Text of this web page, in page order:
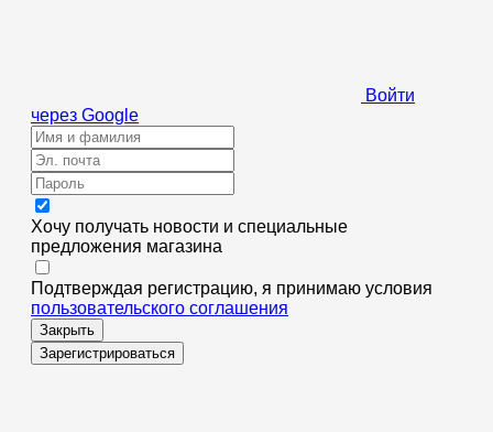
Войти
через Google
Хочу получать новости и специальные
предложения магазина
Подтверждая регистрацию, я принимаю условия
пользовательского соглашения
Закрыть
Зарегистрироваться